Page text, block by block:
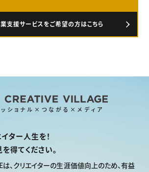
支援サービスをご希望の方はこちら
ッショナル×つながる×メディア
ター人生を！
得てください。
、クリエイターの生涯価値向上のため、有益